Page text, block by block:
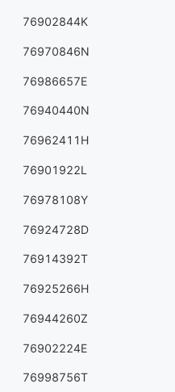
76902844K
76970846N
76986657E
76940440N
76962411H
76901922L
76978108Y
76924728D
76914392T
76925266H
76944260Z
76902224E
76998756T